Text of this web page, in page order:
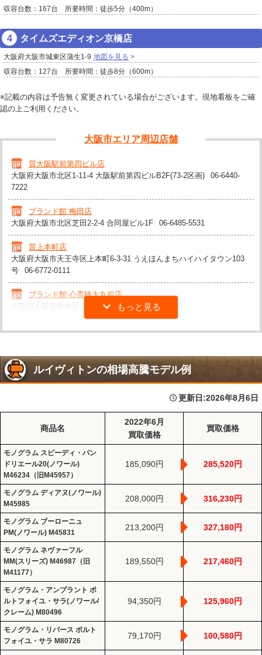
収容台数：167台 所要時間：徒歩5分（400m）
タイムズエディオン京橋店
大阪府大阪市城東区蒲生1-9 地図を見る
収容台数：127台 所要時間：徒歩8分（600m）
※記載の内容は予告無く変更されている場合がございます。現地看板をご確
認の上ご利用ください。
大阪市エリア周辺店舗
質大阪駅前第四ビル店
大阪府大阪市北区1-11-4 大阪駅前第四ビルB2F(73-2区画)
06-6440-
7222
ブランド館 梅田店
大阪府大阪市北区芝田2-2-4 合同屋ビル1F
06-6485-5531
質上本町店
大阪府大阪市天王寺区上本町6-3-31 うえほんまちハイハイタウン103
号
06-6772-0111
ブランド館 心斎橋大丸前店
大阪府大阪市中央区心斎橋筋1-5-27
06-4963-8460
ルイヴィトンの相場高騰モデル例
更新日:2026年8月6日
商品名
2022年6月
買取価格
買取価格
モノグラム スピーディ・バン
ドリエール20(ノワール)
M46234（旧M45957）
185,090円 285,520円
モノグラム ディアヌ(ノワール)
M45985
208,000円 316,230円
モノグラム ブーローニュ
PM(ノワール) M45831
213,200円 327,180円
モノグラム ネヴァーフル
MM(スリーズ) M46987（旧
M41177）
189,550円 217,460円
モノグラム・アンプラント ポ
ルトフォイユ・サラ(ノワール/
クレーム) M80496
94,350円 125,960円
モノグラム・リバース ポルト
フォイユ・サラ M80726
79,170円 100,580円